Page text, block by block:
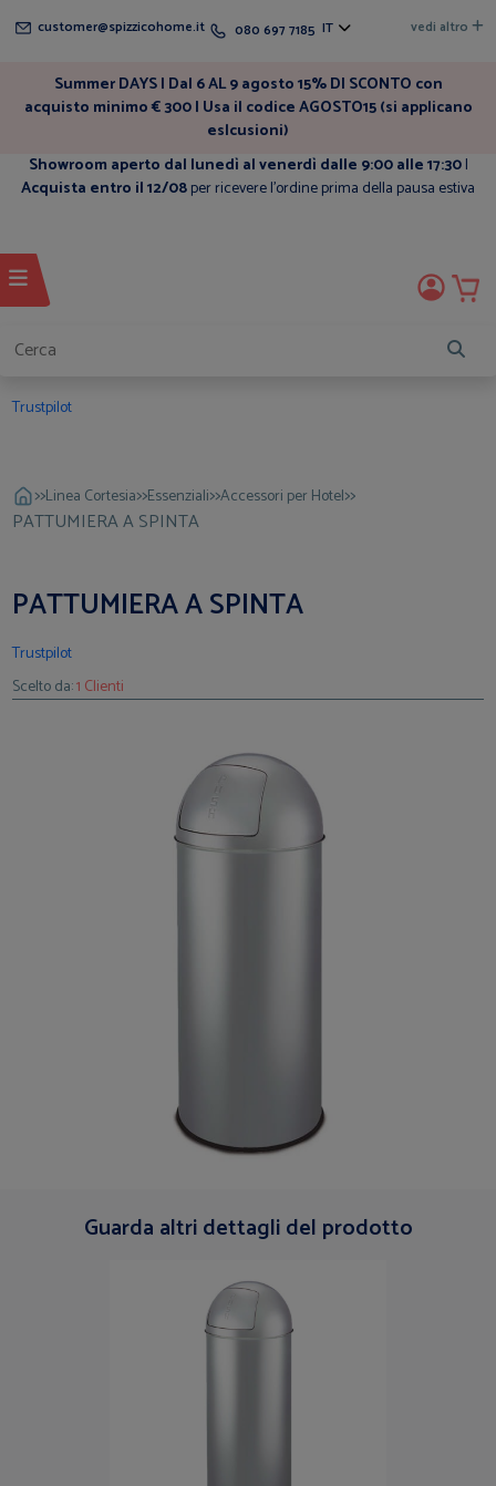
customer@spizzicohome.it 080 697 7185 IT vedi altro
Summer DAYS | Dal 6 AL 9 agosto 15% DI SCONTO con
acquisto minimo € 300 | Usa il codice AGOSTO15 (si applicano
eslcusioni)
Showroom aperto dal lunedì al venerdì dalle 9:00 alle 17:30|
Acquista entro il 12/08per ricevere l'ordine prima della pausa estiva
Trustpilot
>>Linea Cortesia>>Essenziali>>Accessori per Hotel>>
PATTUMIERA A SPINTA
PATTUMIERA A SPINTA
Trustpilot
Scelto da:1 Clienti
Guarda altri dettagli del prodotto